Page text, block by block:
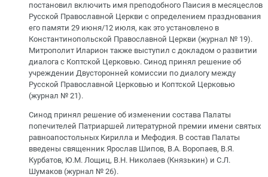
постановил включить имя преподобного Паисия в месяцеслов
Русской Православной Церкви с определением празднования
его памяти 29 июня/12 июля, как это установлено в
Константинопольской Православной Церкви (журнал № 19).
Митрополит Иларион также выступил с докладом о развитии
диалога с Коптской Церковью. Синод принял решение об
учреждении Двусторонней комиссии по диалогу между
Русской Православной Церковью и Коптской Церковью
(журнал № 21).
Синод принял решение об изменении состава Палаты
попечителей Патриаршей литературной премии имени святых
равноапостольных Кирилла и Мефодия. В состав Палаты
введены священник Ярослав Шипов, В.А. Воропаев, В.Я.
Курбатов, Ю.М. Лощиц, В.Н. Николаев (Князькин) и С.Л.
Шумаков (журнал № 26).